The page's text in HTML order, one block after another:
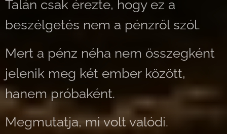
Talán csak érezte, hogy ez a
beszélgetés nem a pénzről szól.
Mert a pénz néha nem összegként
jelenik meg két ember között,
hanem próbaként.
Megmutatja, mi volt valódi.